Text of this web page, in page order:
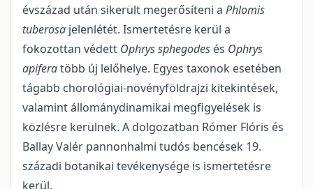
évszázad után sikerült megerősíteni a Phlomis
tuberosa jelenlétét. Ismertetésre kerül a
fokozottan védett Ophrys sphegodes és Ophrys
apiferatöbb új lelőhelye. Egyes taxonok esetében
tágabb chorológiai-növényföldrajzi kitekintések,
valamint állománydinamikai megfigyelések is
közlésre kerülnek. A dolgozatban Rómer Flóris és
Ballay Valér pannonhalmi tudós bencések 19.
századi botanikai tevékenysége is ismertetésre
kerül.